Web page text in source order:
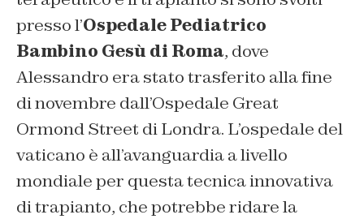
presso l’Ospedale Pediatrico
Bambino Gesù di Roma, dove
Alessandro era stato trasferito alla fine
di novembre dall’Ospedale Great
Ormond Street di Londra. L’ospedale del
vaticano è all’avanguardia a livello
mondiale per questa tecnica innovativa
di trapianto, che potrebbe ridare la